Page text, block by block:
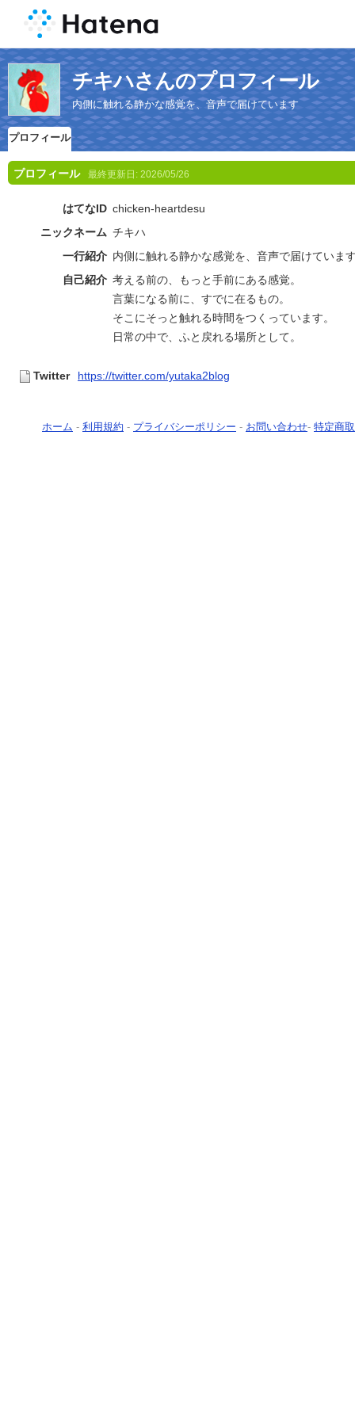
チキハさんのプロフィール
内側に触れる静かな感覚を、音声で届けています
プロフィール
プロフィール 最終更新日: 2026/05/26
はてなID chicken-heartdesu
ニックネーム チキハ
一行紹介 内側に触れる静かな感覚を、音声で届けていま
自己紹介 考える前の、もっと手前にある感覚。
言葉になる前に、すでに在るもの。
そこにそっと触れる時間をつくっています。
日常の中で、ふと戻れる場所として。
Twitter https://twitter.com/yutaka2blog
ホーム - 利用規約 - プライバシーポリシー - お問い合わせ- 特定商